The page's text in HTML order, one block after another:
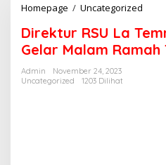
Homepage / Uncategorized
La
Direktur RSU La
Gelar Malam Ramah
Admin
November 24, 2023
Uncategorized
1203 Dilihat